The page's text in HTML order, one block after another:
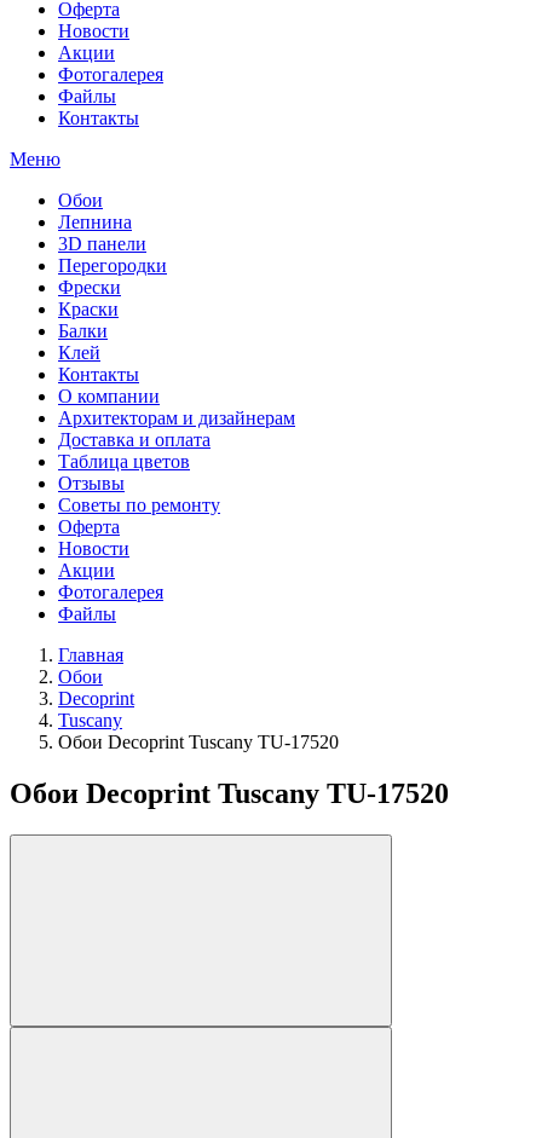
Оферта
Новости
Акции
Фотогалерея
Файлы
Контакты
Меню
Обои
Лепнина
3D панели
Перегородки
Фрески
Краски
Балки
Клей
Контакты
О компании
Архитекторам и дизайнерам
Доставка и оплата
Таблица цветов
Отзывы
Советы по ремонту
Оферта
Новости
Акции
Фотогалерея
Файлы
Главная
Обои
Decoprint
Tuscany
Обои Decoprint Tuscany TU-17520
Обои Decoprint Tuscany TU-17520